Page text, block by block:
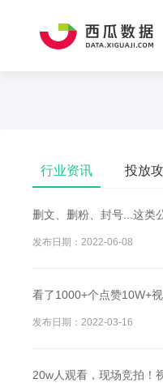
行业资讯 投放
删文、删粉、封号...这类
发布日期：2022-06-08
看了1000+个点赞10W+
发布日期：2022-03-16
20w人观看，现场竞拍！